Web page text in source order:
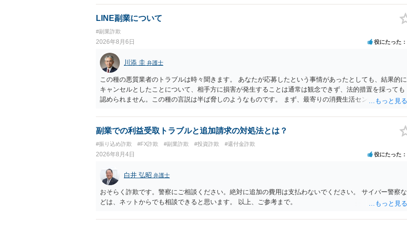
LINE副業について
#副業詐欺
2026年8月6日 役にたった
川添 圭 弁護士
この種の悪質業者のトラブルは時々聞きます。 あなたが応募したという事情があったとしても、結果的に
キャンセルとしたことについて、相手方に損害が発生することは通常は観念できず、法的措置を採っても
認められません。この種の言説は半ば脅しのようなものです。 まず、最寄りの消費生活センターへ相談
ば、弁護士へ依頼して警告してもらうことも必要になるかもしれません。
副業での利益受取トラブルと追加請求の対処法とは？
#振り込め詐欺 #FX詐欺 #副業詐欺 #投資詐欺 #還付金詐欺
2026年8月4日 役にたった
白井 弘昭 弁護士
おそらく詐欺です。警察にご相談ください。絶対に追加の費用は支払わないでください。 サイバー警察な
どは、ネットからでも相談できると思います。 以上、ご参考まで。